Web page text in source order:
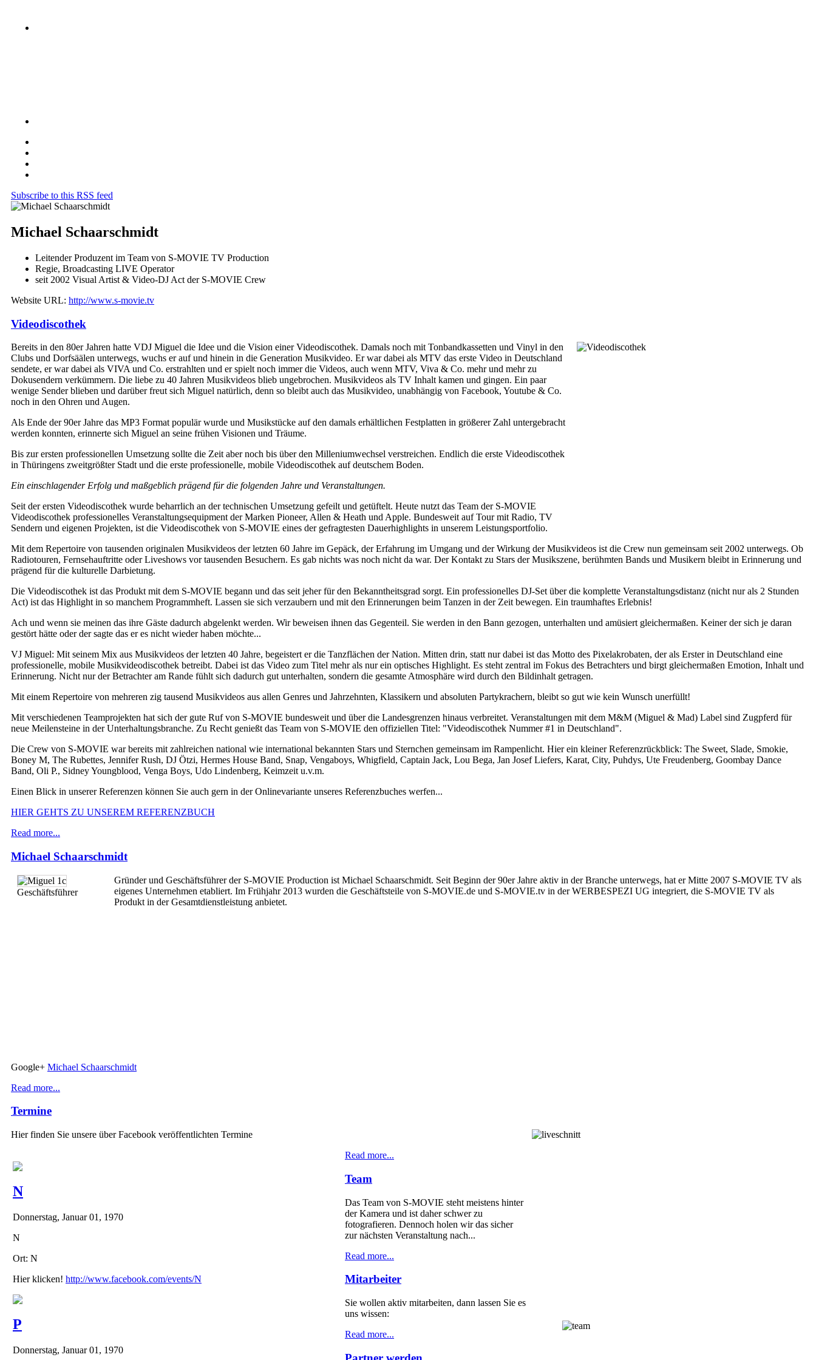
Subscribe to this RSS feed
Michael Schaarschmidt
Leitender Produzent im Team von S-MOVIE TV Production
Regie, Broadcasting LIVE Operator
seit 2002 Visual Artist & Video-DJ Act der S-MOVIE Crew
Website URL: http://www.s-movie.tv
Videodiscothek
Bereits in den 80er Jahren hatte VDJ Miguel die Idee und die Vision einer Videodiscothek. Damals noch mit Tonbandkassetten und Vinyl in den
Clubs und Dorfsäälen unterwegs, wuchs er auf und hinein in die Generation Musikvideo. Er war dabei als MTV das erste Video in Deutschland
sendete, er war dabei als VIVA und Co. erstrahlten und er spielt noch immer die Videos, auch wenn MTV, Viva & Co. mehr und mehr zu
Dokusendern verkümmern. Die liebe zu 40 Jahren Musikvideos blieb ungebrochen. Musikvideos als TV Inhalt kamen und gingen. Ein paar
wenige Sender blieben und darüber freut sich Miguel natürlich, denn so bleibt auch das Musikvideo, unabhängig von Facebook, Youtube & Co.
noch in den Ohren und Augen.
Als Ende der 90er Jahre das MP3 Format populär wurde und Musikstücke auf den damals erhältlichen Festplatten in größerer Zahl untergebracht
werden konnten, erinnerte sich Miguel an seine frühen Visionen und Träume.
Bis zur ersten professionellen Umsetzung sollte die Zeit aber noch bis über den Milleniumwechsel verstreichen. Endlich die erste Videodiscothek
in Thüringens zweitgrößter Stadt und die erste professionelle, mobile Videodiscothek auf deutschem Boden.
Ein einschlagender Erfolg und maßgeblich prägend für die folgenden Jahre und Veranstaltungen.
Seit der ersten Videodiscothek wurde beharrlich an der technischen Umsetzung gefeilt und getüftelt. Heute nutzt das Team der S-MOVIE
Videodiscothek professionelles Veranstaltungsequipment der Marken Pioneer, Allen & Heath und Apple. Bundesweit auf Tour mit Radio, TV
Sendern und eigenen Projekten, ist die Videodiscothek von S-MOVIE eines der gefragtesten Dauerhighlights in unserem Leistungsportfolio.
Mit dem Repertoire von tausenden originalen Musikvideos der letzten 60 Jahre im Gepäck, der Erfahrung im Umgang und der Wirkung der Musikvideos ist die Crew nun gemeinsam seit 2002 unterwegs. Ob
Radiotouren, Fernsehauftritte oder Liveshows vor tausenden Besuchern. Es gab nichts was noch nicht da war. Der Kontakt zu Stars der Musikszene, berühmten Bands und Musikern bleibt in Erinnerung und
prägend für die kulturelle Darbietung.
Die Videodiscothek ist das Produkt mit dem S-MOVIE begann und das seit jeher für den Bekanntheitsgrad sorgt. Ein professionelles DJ-Set über die komplette Veranstaltungsdistanz (nicht nur als 2 Stunden
Act) ist das Highlight in so manchem Programmheft. Lassen sie sich verzaubern und mit den Erinnerungen beim Tanzen in der Zeit bewegen. Ein traumhaftes Erlebnis!
Ach und wenn sie meinen das ihre Gäste dadurch abgelenkt werden. Wir beweisen ihnen das Gegenteil. Sie werden in den Bann gezogen, unterhalten und amüsiert gleichermaßen. Keiner der sich je daran
gestört hätte oder der sagte das er es nicht wieder haben möchte...
VJ Miguel: Mit seinem Mix aus Musikvideos der letzten 40 Jahre, begeistert er die Tanzflächen der Nation. Mitten drin, statt nur dabei ist das Motto des Pixelakrobaten, der als Erster in Deutschland eine
professionelle, mobile Musikvideodiscothek betreibt. Dabei ist das Video zum Titel mehr als nur ein optisches Highlight. Es steht zentral im Fokus des Betrachters und birgt gleichermaßen Emotion, Inhalt und
Erinnerung. Nicht nur der Betrachter am Rande fühlt sich dadurch gut unterhalten, sondern die gesamte Atmosphäre wird durch den Bildinhalt getragen.
Mit einem Repertoire von mehreren zig tausend Musikvideos aus allen Genres und Jahrzehnten, Klassikern und absoluten Partykrachern, bleibt so gut wie kein Wunsch unerfüllt!
Mit verschiedenen Teamprojekten hat sich der gute Ruf von S-MOVIE bundesweit und über die Landesgrenzen hinaus verbreitet. Veranstaltungen mit dem M&M (Miguel & Mad) Label sind Zugpferd für
neue Meilensteine in der Unterhaltungsbranche. Zu Recht genießt das Team von S-MOVIE den offiziellen Titel: "Videodiscothek Nummer #1 in Deutschland".
Die Crew von S-MOVIE war bereits mit zahlreichen national wie international bekannten Stars und Sternchen gemeinsam im Rampenlicht. Hier ein kleiner Referenzrückblick: The Sweet, Slade, Smokie,
Boney M, The Rubettes, Jennifer Rush, DJ Ötzi, Hermes House Band, Snap, Vengaboys, Whigfield, Captain Jack, Lou Bega, Jan Josef Liefers, Karat, City, Puhdys, Ute Freudenberg, Goombay Dance
Band, Oli P., Sidney Youngblood, Venga Boys, Udo Lindenberg, Keimzeit u.v.m.
Einen Blick in unserer Referenzen können Sie auch gern in der Onlinevariante unseres Referenzbuches werfen...
HIER GEHTS ZU UNSEREM REFERENZBUCH
Read more...
Michael Schaarschmidt
Geschäftsführer
Gründer und Geschäftsführer der S-MOVIE Production ist Michael Schaarschmidt. Seit Beginn der 90er Jahre aktiv in der Branche unterwegs, hat er Mitte 2007 S-MOVIE TV als
eigenes Unternehmen etabliert. Im Frühjahr 2013 wurden die Geschäftsteile von S-MOVIE.de und S-MOVIE.tv in der WERBESPEZI UG integriert, die S-MOVIE TV als
Produkt in der Gesamtdienstleistung anbietet.
Google+ Michael Schaarschmidt
Read more...
Termine
Hier finden Sie unsere über Facebook veröffentlichten Termine
N
Donnerstag, Januar 01, 1970
N
Ort: N
Hier klicken! http://www.facebook.com/events/N
P
Donnerstag, Januar 01, 1970
Read more...
Team
Das Team von S-MOVIE steht meistens hinter
der Kamera und ist daher schwer zu
fotografieren. Dennoch holen wir das sicher
zur nächsten Veranstaltung nach...
Read more...
Mitarbeiter
Sie wollen aktiv mitarbeiten, dann lassen Sie es
uns wissen:
Read more...